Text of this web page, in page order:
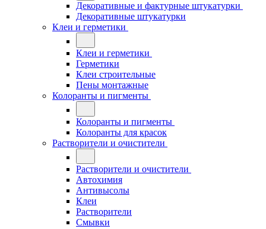
Декоративные и фактурные штукатурки
Декоративные штукатурки
Клеи и герметики
Клеи и герметики
Герметики
Клеи строительные
Пены монтажные
Колоранты и пигменты
Колоранты и пигменты
Колоранты для красок
Растворители и очистители
Растворители и очистители
Автохимия
Антивысолы
Клеи
Растворители
Смывки